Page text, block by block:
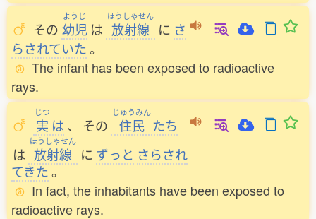
その
ようじ
幼児 は
ほうしゃせん
放射線 に さ
らされていた 。
The infant has been exposed to radioactive
rays.
じつ
実 は 、 その
じゅうみん
住民 たち
は
ほうしゃせん
放射線 に ずっと さらされ
てきた。
In fact, the inhabitants have been exposed to
radioactive rays.